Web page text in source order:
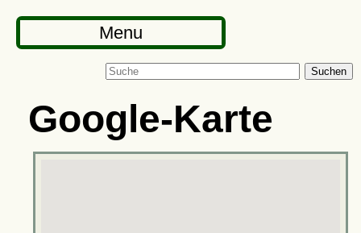
Menu
Suchen
Google-Karte